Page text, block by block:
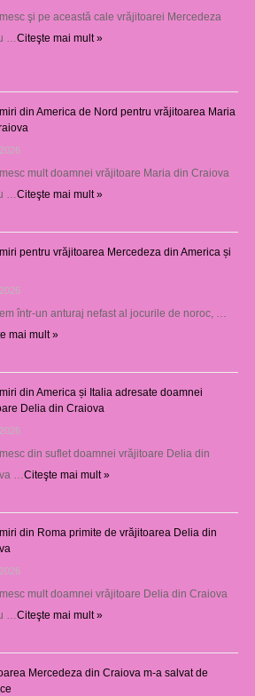
şi pe această cale vrăjitoarei Mercedeza
… Citeşte mai mult »
din America de Nord pentru vrăjitoarea Maria
mult doamnei vrăjitoare Maria din Craiova
… Citeşte mai mult »
pentru vrăjitoarea Mercedeza din America și
într-un anturaj nefast al jocurile de noroc, …
mai mult »
din America și Italia adresate doamnei
Delia din Craiova
din suflet doamnei vrăjitoare Delia din
… Citeşte mai mult »
din Roma primite de vrăjitoarea Delia din
mult doamnei vrăjitoare Delia din Craiova
… Citeşte mai mult »
Mercedeza din Craiova m-a salvat de